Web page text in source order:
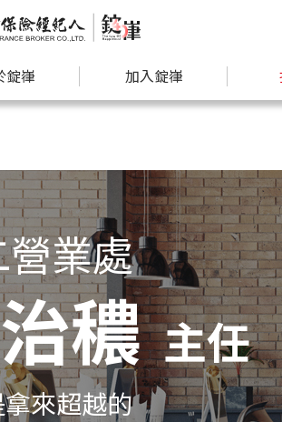
錠嵂 加入錠嵂
業處
穠 主任
來超越的